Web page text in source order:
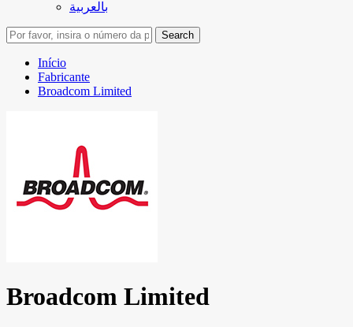
بالعربية
Search
Início
Fabricante
Broadcom Limited
Broadcom Limited